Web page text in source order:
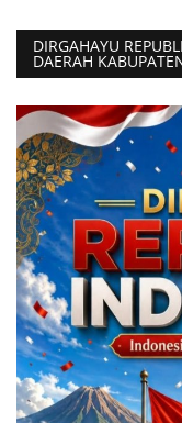
DIRGAHAYU
DAERAH